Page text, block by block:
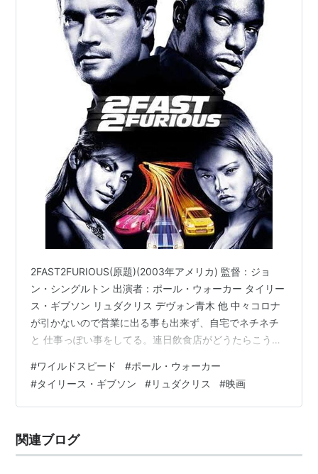
2FAST2FURIOUS(原題)(2003年アメリカ) 監督：ジョ
ン・シングルトン 出演者：ポール・ウォーカー タイリー
ス・ギブソン リュダクリス デヴォン青木 他 中々コロナ
が引かないので営業に出る事も出来ず、自宅でネチネチ
と 仕事っぽい事をしてる。連日飲食店がどうたらこうた
えやんか、アパレル関係は何の保証もないで。 と、愚痴
と飲酒量が多くなるのは必然ね。 ワイルドスピードの2
作目。 公道レーサーからの事件に巻き込まれっていう分
ュダクリスが入り、話しに幅が出てきた 感。主人公が口
数が少な…
#ワイルドスピード #ポール・ウォーカー
#タイリース・ギブソン #リュダクリス #映画
関連ブログ